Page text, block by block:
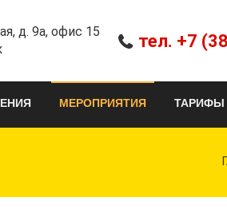
д. 9а, офис 15
тел. +7
МЕРОПРИЯТИЯ ТАРИФЫ